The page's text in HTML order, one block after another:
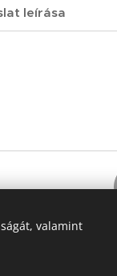
leírása
valamint